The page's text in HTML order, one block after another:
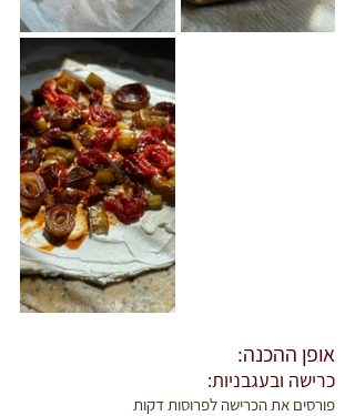
אופן ההכנה:
כרישה ובעגבניות:
פורסים את הכרישה לפרוסות דקות